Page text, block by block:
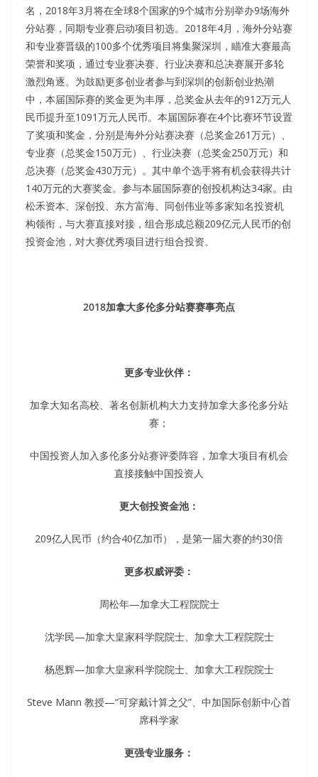
名，2018年3月将在全球8个国家的9个城市分别举办9场海外
分站赛，同期专业赛启动项目初选。2018年4月，海外分站赛
和专业赛晋级的100多个优秀项目将集聚深圳，瞄准大赛最高
荣誉和奖项，通过专业赛决赛、行业决赛和总决赛展开多轮
激烈角逐。为鼓励更多创业者参与到深圳的创新创业热潮
中，本届国际赛的奖金更为丰厚，总奖金从去年的912万元人
民币提升至1091万元人民币。本届国际赛在4个比赛环节设置
了奖项和奖金，分别是海外分站赛决赛（总奖金261万元）、
专业赛（总奖金150万元）、行业决赛（总奖金250万元）和
总决赛（总奖金430万元）。其中单个选手将有机会获得共计
140万元的大赛奖金。参与本届国际赛的创投机构达34家。由
松禾资本、深创投、东方富海、同创伟业等多家知名投资机
构领衔，与大赛直接对接，组合形成总额209亿元人民币的创
投资金池，对大赛优秀项目进行组合投资。
2018加拿大多伦多分站赛赛事亮点
更多专业伙伴：
加拿大知名高校、著名创新机构大力支持加拿大多伦多分站
赛；
中国投资人加入多伦多分站赛评委阵容，加拿大项目有机会
直接接触中国投资人
更大创投资金池：
209亿人民币（约合40亿加币），是第一届大赛的约30倍
更多权威评委：
周松年—加拿大工程院院士
沈学民—加拿大皇家科学院院士、加拿大工程院院士
杨恩辉—加拿大皇家科学院院士、加拿大工程院院士
Steve Mann 教授—“可穿戴计算之父”、中加国际创新中心首
席科学家
更强专业服务：